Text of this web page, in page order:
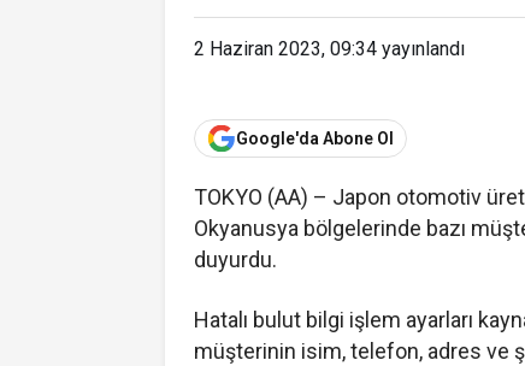
2 Haziran 2023, 09:34 yayınlandı
Google'da Abone Ol
TOKYO (AA) – Japon otomotiv
Okyanusya bölgelerinde bazı
duyurdu.
Hatalı bulut bilgi işlem ayarları
müşterinin isim, telefon, adres ve